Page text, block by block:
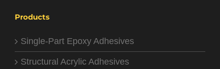
Products
Single-Part Epoxy Adhesives
Structural Acrylic Adhesives